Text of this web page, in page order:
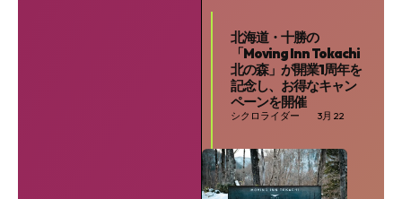
北海道・十勝の
「Moving Inn Tokachi
北の森」が開業1周年を
記念し、お得なキャン
ペーンを開催
シクロライダー 3月 22